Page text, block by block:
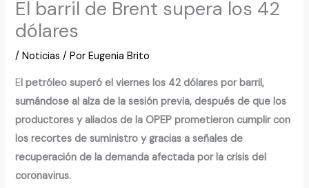
El barril de Brent supera los 42
dólares
/Noticias / PorEugenia Brito
El petróleo superó el viernes los 42 dólares por barril,
sumándose al alza de la sesión previa, después de que los
productores y aliados de la OPEP prometieron cumplir con
los recortes de suministro y gracias a señales de
recuperación de la demanda afectada por la crisis del
coronavirus.